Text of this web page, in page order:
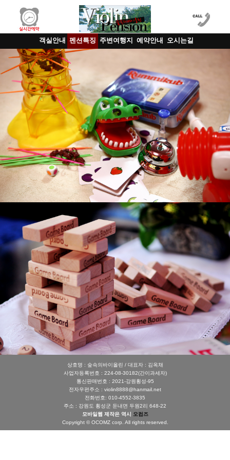
객실안내 펜션특징 주변여행지 예약안내 오시는길
상호명 : 숲속의바이올린 / 대표자 : 김옥채
사업자등록번호 : 224-08-30182(간이과세자)
통신판매번호 : 2021-강원횡성-95
전자우편주소 : violin8888@hanmail.net
전화번호: 010-4552-3835
주소 : 강원도 횡성군 둔내면 두원2리 648-22
모바일웹 제작은 역시
오컴즈
Copyright © OCOMZ corp. All rights reserved.